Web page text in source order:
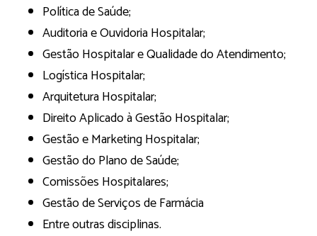
Política de Saúde;
Auditoria e Ouvidoria Hospitalar;
Gestão Hospitalar e Qualidade do Atendimento;
Logística Hospitalar;
Arquitetura Hospitalar;
Direito Aplicado à Gestão Hospitalar;
Gestão e Marketing Hospitalar;
Gestão do Plano de Saúde;
Comissões Hospitalares;
Gestão de Serviços de Farmácia
Entre outras disciplinas.